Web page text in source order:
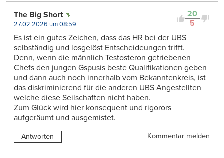
20
5
The Big Short
27.02.2026 um 08:59
Es ist ein gutes Zeichen, dass das HR bei der UBS
selbständig und losgelöst Entscheideungen trifft.
Denn, wenn die männlich Testosteron getriebenen
Chefs den jungen Gspusis beste Qualifikationen geben
und dann auch noch innerhalb vom Bekanntenkreis, ist
das diskriminierend für die anderen UBS Angestellten
welche diese Seilschaften nicht haben.
Zum Glück wird hier konsequent und rigorors
aufgeräumt und ausgemistet.
Antworten Kommentar melden